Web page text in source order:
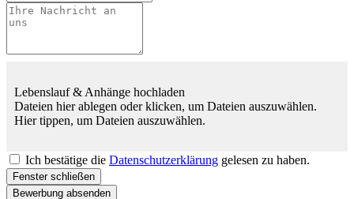
Lebenslauf & Anhänge hochladen
Dateien hier ablegen oder klicken, um Dateien auszuwählen.
Hier tippen, um Dateien auszuwählen.
Ich bestätige die Datenschutzerklärung gelesen zu haben.
Fenster schließen
Bewerbung absenden